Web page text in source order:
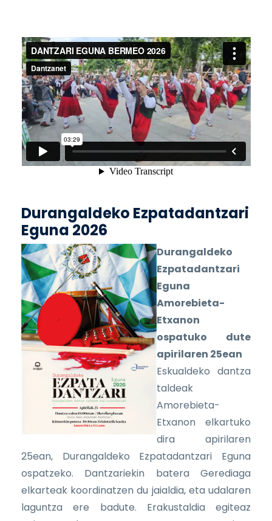
Durangaldeko Ezpatadantzari
Eguna 2026
Durangaldeko
Ezpatadantzari
Eguna
Amorebieta-
Etxanon
ospatuko dute
apirilaren 25ean
Eskualdeko dantza
taldeak
Amorebieta-
Etxanon elkartuko
dira apirilaren
25ean, Durangaldeko Ezpatadantzari Eguna
ospatzeko. Dantzariekin batera Gerediaga
elkarteak koordinatzen du jaialdia, eta udalaren
laguntza ere badute. Erakustaldia egiteaz